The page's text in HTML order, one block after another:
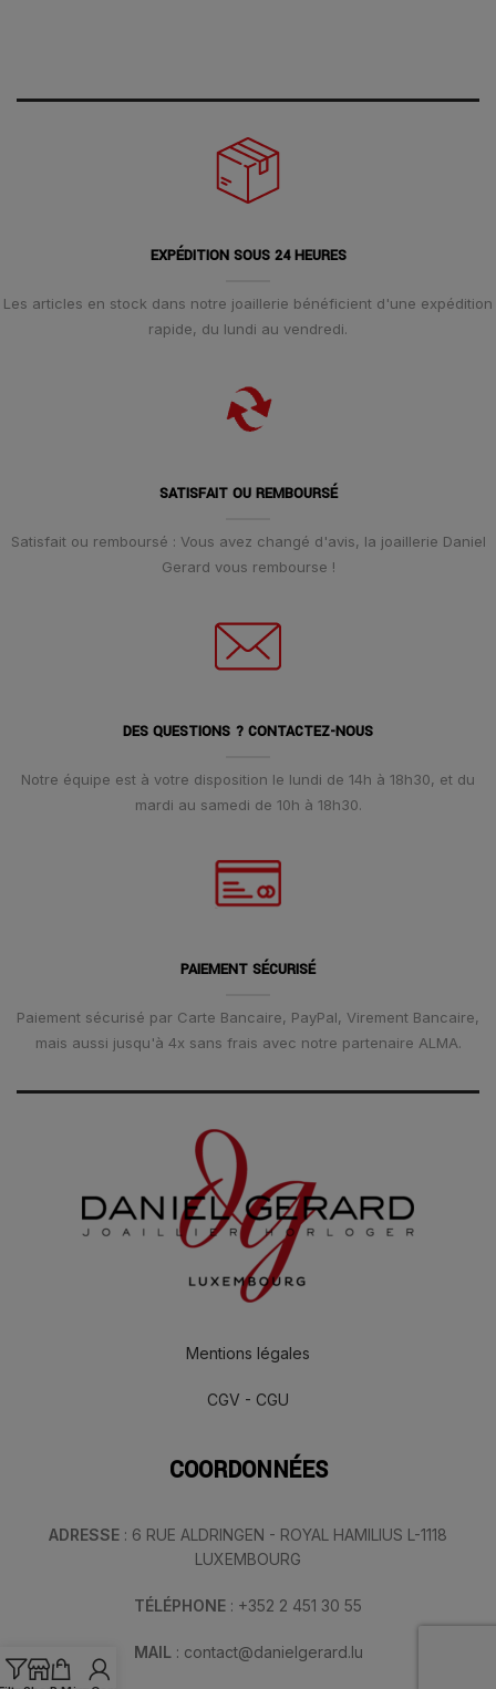
EXPÉDITION SOUS 24 HEURES
Les articles en stock dans notre joaillerie bénéficient d'une expédition
rapide, du lundi au vendredi.
SATISFAIT OU REMBOURSÉ
Satisfait ou remboursé : Vous avez changé d'avis, la joaillerie Daniel
Gerard vous rembourse !
DES QUESTIONS ? CONTACTEZ-NOUS
Notre équipe est à votre disposition le lundi de 14h à 18h30, et du
mardi au samedi de 10h à 18h30.
PAIEMENT SÉCURISÉ
Paiement sécurisé par Carte Bancaire, PayPal, Virement Bancaire,
mais aussi jusqu'à 4x sans frais avec notre partenaire ALMA.
Mentions légales
CGV - CGU
COORDONNÉES
ADRESSE : 6 RUE ALDRINGEN - ROYAL HAMILIUS L-1118
LUXEMBOURG
TÉLÉPHONE : +352 2 451 30 55
MAIL : contact@danielgerard.lu